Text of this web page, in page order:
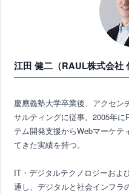
江田 健二（RAUL株式会社
慶應義塾大学卒業後、アクセン
サルティングに従事。2005年
テム開発支援からWebマーケテ
てきた実績を持つ。
IT・デジタルテクノロジーおよ
通し、デジタルと社会インフラ